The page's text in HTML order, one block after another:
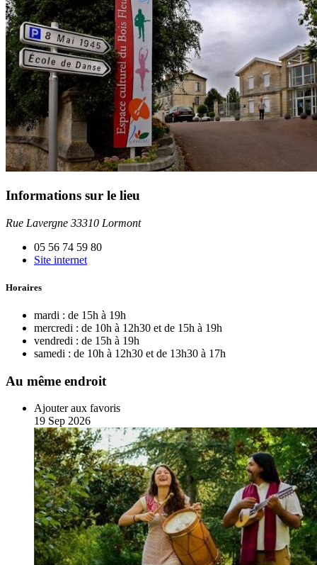
Informations sur le lieu
Rue Lavergne 33310 Lormont
05 56 74 59 80
Site internet
Horaires
mardi : de 15h à 19h
mercredi : de 10h à 12h30 et de 15h à 19h
vendredi : de 15h à 19h
samedi : de 10h à 12h30 et de 13h30 à 17h
Au même endroit
Ajouter aux favoris
19 Sep 2026